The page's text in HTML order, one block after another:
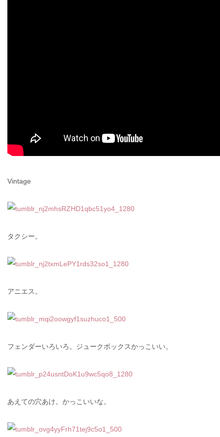
Vintage
タクシー。
アニエス。
フェンダーいろいろ。ジュークボックスかっこいい。
あえての穴あけ。かっこいいな。